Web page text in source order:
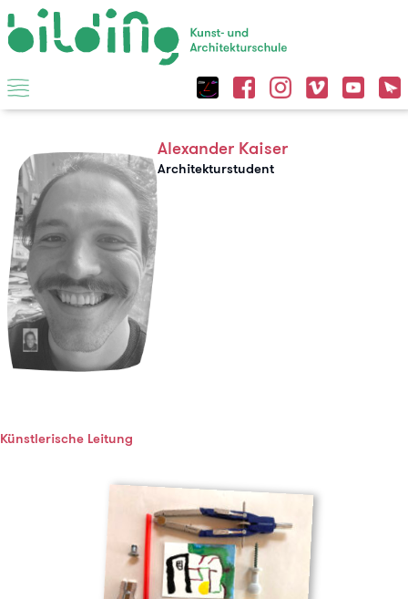
Alexander Kaiser
Architekturstudent
Künstlerische Leitung